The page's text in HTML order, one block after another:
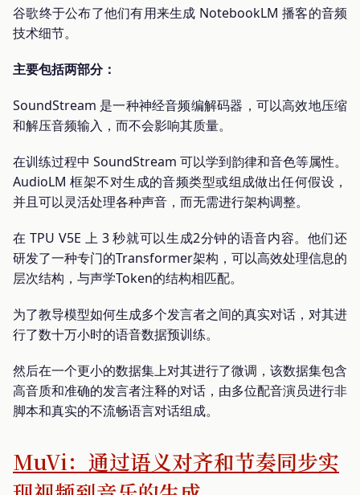
谷歌终于公布了他们有用来生成 NotebookLM 播客的音频
技术细节。
主要包括两部分：
SoundStream 是一种神经音频编解码器，可以高效地压缩
和解压音频输入，而不会影响其质量。
在训练过程中 SoundStream 可以学到韵律和音色等属性。
AudioLM 框架不对生成的音频类型或组成做出任何假设，
并且可以灵活处理各种声音，而无需进行架构调整。
在 TPU V5E 上 3 秒就可以生成2分钟的语音内容。他们还
研发了一种专门的Transformer架构，可以高效处理信息的
层次结构，与声学Token的结构相匹配。
为了教导模型如何生成多个发言者之间的真实对话，对其进
行了数十万小时的语音数据预训练。
然后在一个更小的数据集上对其进行了微调，该数据集包含
高音质和准确的发言者注释的对话，由多位配音演员进行非
脚本和真实的不流畅语言对话组成。
MuVi：通过语义对齐和节奏同步实